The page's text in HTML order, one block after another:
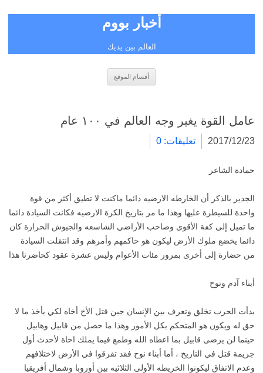
أخبار بووم
العالم بين يديك
أقسام الموقع
عامل القوة يغير وجه العالم في ١٠٠ عام
2017/12/23 تعليقات: 0
حمادة الشاعر
الجدير بالذكر أن الخارطه الارضيه دائما ماكنت لا تطيق أكثر من قوة
واحدة للسيطرة عليها وهذا ما مر بتاريخ الكرة الارضيه فكانت السيادة دائما
ما تميل إلى كفة الأقوى وصاحب الأراضي الشاسعه والجيوش الحرارة كان
دائما يخضع ملوك الأرض ليكون هو حاكمهم وأمرهم وقد انتقلت السيادة
من حضارة إلى أخرى بمرور مئات الأعوام وليس عشرة عقود كحاضرنا هذا
أبناء آدم ونوح
بدأت الحرب تخلق وتعرف بين الإنسان حين قتل الأخ أخاه لكي يأخذ ما لا
حق له ويكون هو المتحكم بكل الأمور وهذا ما حصل من قابيل وهابيل
حينما لن يرضى قابيل بما اعطاه الله وطمع فيما يملك اخاة لأحدث أول
جريمة قتل في التاريخ ، أما أبناء نوح فقد تفرقوا في الأرض لاختلافهم
وعدم الاتفاق ليكونوا الخريطه الأولى الثلاثيه بين أوروبا وشمال أفريقيا